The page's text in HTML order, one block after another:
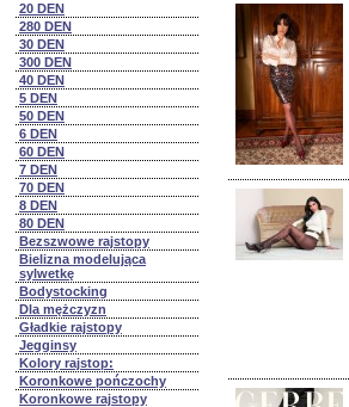
20 DEN
280 DEN
30 DEN
300 DEN
40 DEN
5 DEN
50 DEN
6 DEN
60 DEN
7 DEN
70 DEN
8 DEN
80 DEN
Bezszwowe rajstopy
Bielizna modelująca
sylwetkę
Bodystocking
Dla mężczyzn
Gładkie rajstopy
Jegginsy
Kolory rajstop:
Koronkowe pończochy
Koronkowe rajstopy